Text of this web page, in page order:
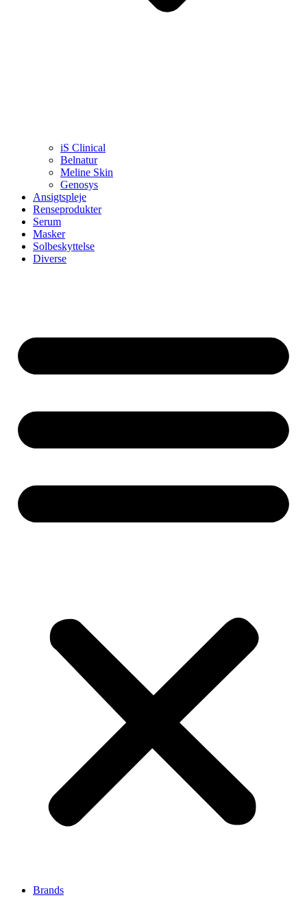
iS Clinical
Belnatur
Meline Skin
Genosys
Ansigtspleje
Renseprodukter
Serum
Masker
Solbeskyttelse
Diverse
Brands